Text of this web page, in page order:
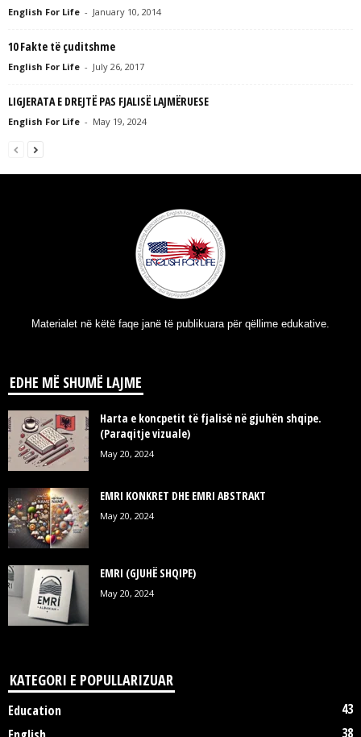
English For Life - January 10, 2014
10 Fakte të çuditshme
English For Life - July 26, 2017
LIGJERATA E DREJTË PAS FJALISË LAJMËRUESE
English For Life - May 19, 2024
Materialet në këtë faqe janë të publikuara për qëllime edukative.
EDHE MË SHUMË LAJME
Harta e koncpetit të fjalisë në gjuhën shqipe.
(Paraqitje vizuale)
May 20, 2024
EMRI KONKRET DHE EMRI ABSTRAKT
May 20, 2024
EMRI (GJUHË SHQIPE)
May 20, 2024
KATEGORI E POPULLARIZUAR
Education
43
38